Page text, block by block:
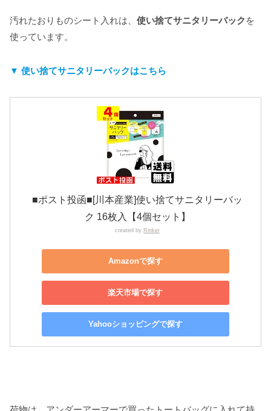
汚れたおりものシート入れは、 使い捨てサニタリーバック を
使っています。
▼ 使い捨てサニタリーバックはこちら
■ポスト投函■[川本産業]使い捨てサニタリーバッ
ク 16枚入【4個セット】
created by Rinker
Amazonで探す
楽天市場で探す
Yahooショッピングで探す